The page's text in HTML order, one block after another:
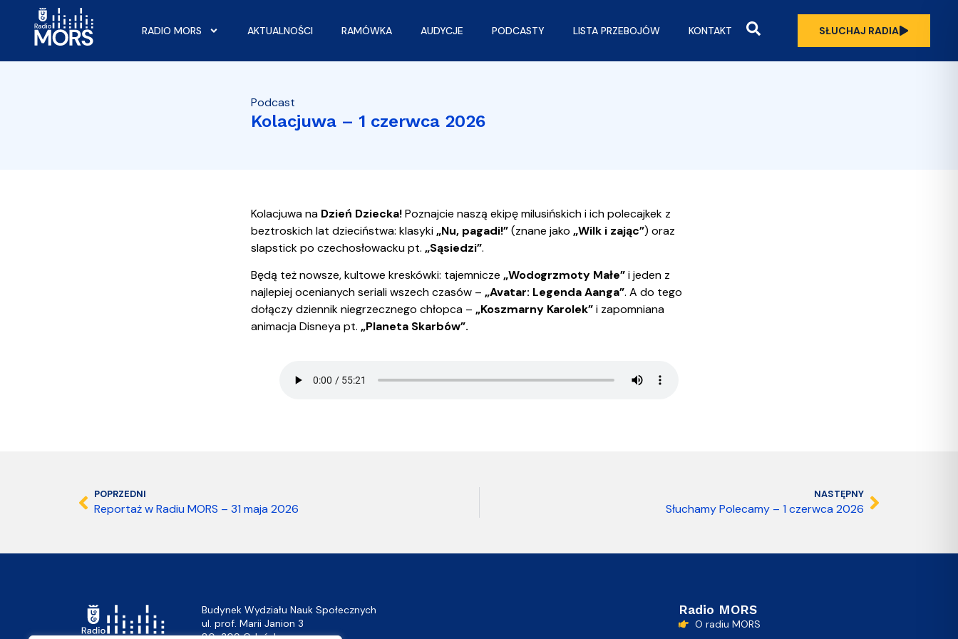
RADIO MORS AKTUALNOŚCI RAMÓWKA AUDYCJE PODCASTY LISTA PRZEBOJÓW KONTAKT SŁUCHAJ RADIA
Podcast
Kolacjuwa – 1 czerwca 2026
Kolacjuwa na Dzień Dziecka!Poznajcie naszą ekipę milusińskich i ich polecajkek z
beztroskich lat dzieciństwa: klasyki„Nu, pagadi!”(znane jako „Wilk i zając”) oraz
slapstick po czechosłowacku pt. „Sąsiedzi”.
Będą też nowsze, kultowe kreskówki: tajemnicze „Wodogrzmoty Małe”i jeden z
najlepiej ocenianych seriali wszech czasów – „Avatar: Legenda Aanga”. A do tego
dołączy dziennik niegrzecznego chłopca – „Koszmarny Karolek”i zapomniana
animacja Disneya pt. „Planeta Skarbów”.
POPRZEDNI
Reportaż w Radiu MORS – 31 maja 2026
NASTĘPNY
Słuchamy Polecamy – 1 czerwca 2026
Budynek Wydziału Nauk Społecznych
ul. prof. Marii Janion 3
Radio MORS
O radiu MORS